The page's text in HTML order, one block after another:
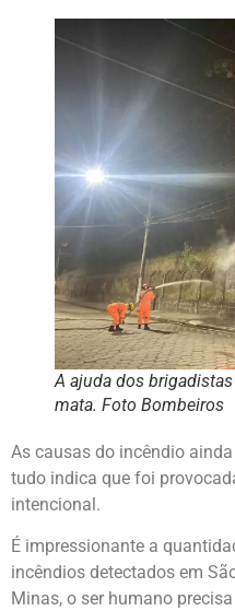
A ajuda dos
mata. Foto Bombeiros
As causas do incêndio
tudo indica que foi
intencional.
É impressionante a
incêndios detectados em
Minas, o ser humano